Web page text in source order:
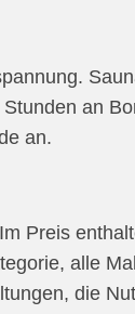
an
an.
Preis
alle
die